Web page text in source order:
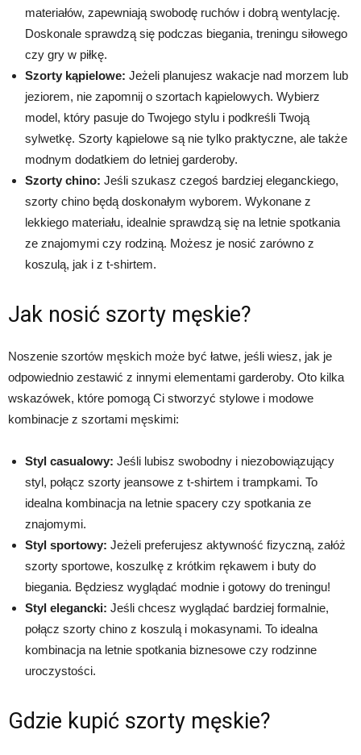
materiałów, zapewniają swobodę ruchów i dobrą wentylację.
Doskonale sprawdzą się podczas biegania, treningu siłowego
czy gry w piłkę.
Szorty kąpielowe: Jeżeli planujesz wakacje nad morzem lub
jeziorem, nie zapomnij o szortach kąpielowych. Wybierz
model, który pasuje do Twojego stylu i podkreśli Twoją
sylwetkę. Szorty kąpielowe są nie tylko praktyczne, ale także
modnym dodatkiem do letniej garderoby.
Szorty chino: Jeśli szukasz czegoś bardziej eleganckiego,
szorty chino będą doskonałym wyborem. Wykonane z
lekkiego materiału, idealnie sprawdzą się na letnie spotkania
ze znajomymi czy rodziną. Możesz je nosić zarówno z
koszulą, jak i z t-shirtem.
Jak nosić szorty męskie?
Noszenie szortów męskich może być łatwe, jeśli wiesz, jak je
odpowiednio zestawić z innymi elementami garderoby. Oto kilka
wskazówek, które pomogą Ci stworzyć stylowe i modowe
kombinacje z szortami męskimi:
Styl casualowy: Jeśli lubisz swobodny i niezobowiązujący
styl, połącz szorty jeansowe z t-shirtem i trampkami. To
idealna kombinacja na letnie spacery czy spotkania ze
znajomymi.
Styl sportowy: Jeżeli preferujesz aktywność fizyczną, załóż
szorty sportowe, koszulkę z krótkim rękawem i buty do
biegania. Będziesz wyglądać modnie i gotowy do treningu!
Styl elegancki: Jeśli chcesz wyglądać bardziej formalnie,
połącz szorty chino z koszulą i mokasynami. To idealna
kombinacja na letnie spotkania biznesowe czy rodzinne
uroczystości.
Gdzie kupić szorty męskie?